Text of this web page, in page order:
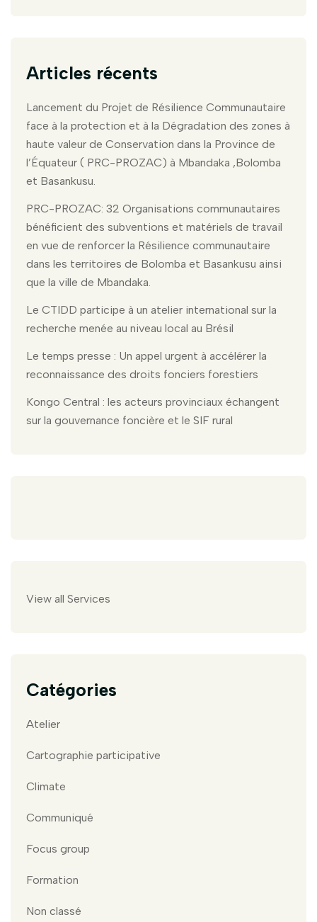
Articles récents
Lancement du Projet de Résilience Communautaire
face à la protection et à la Dégradation des zones à
haute valeur de Conservation dans la Province de
l’Équateur ( PRC-PROZAC) à Mbandaka ,Bolomba
et Basankusu.
PRC-PROZAC: 32 Organisations communautaires
bénéficient des subventions et matériels de travail
en vue de renforcer la Résilience communautaire
dans les territoires de Bolomba et Basankusu ainsi
que la ville de Mbandaka.
Le CTIDD participe à un atelier international sur la
recherche menée au niveau local au Brésil
Le temps presse : Un appel urgent à accélérer la
reconnaissance des droits fonciers forestiers
Kongo Central : les acteurs provinciaux échangent
sur la gouvernance foncière et le SIF rural
View all Services
Catégories
Atelier
Cartographie participative
Climate
Communiqué
Focus group
Formation
Non classé